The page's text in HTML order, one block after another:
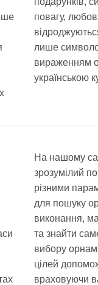
повагу,
лише
вираженням
українською
На нашому
зрозумілий
різними
для пошуку
виконання,
та знайти
вибору
цілей
враховуючи